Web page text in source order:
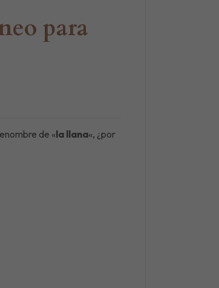
para
de «la llana«, ¿por